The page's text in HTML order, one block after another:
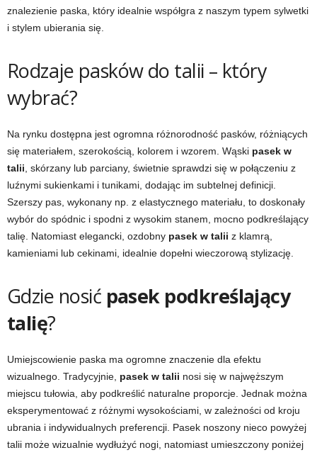
znalezienie paska, który idealnie współgra z naszym typem sylwetki
i stylem ubierania się.
Rodzaje pasków do talii – który
wybrać?
Na rynku dostępna jest ogromna różnorodność pasków, różniących
się materiałem, szerokością, kolorem i wzorem. Wąski pasek w
talii , skórzany lub parciany, świetnie sprawdzi się w połączeniu z
luźnymi sukienkami i tunikami, dodając im subtelnej definicji.
Szerszy pas, wykonany np. z elastycznego materiału, to doskonały
wybór do spódnic i spodni z wysokim stanem, mocno podkreślający
talię. Natomiast elegancki, ozdobny pasek w talii z klamrą,
kamieniami lub cekinami, idealnie dopełni wieczorową stylizację.
Gdzie nosić pasek podkreślający
talię?
Umiejscowienie paska ma ogromne znaczenie dla efektu
wizualnego. Tradycyjnie, pasek w talii nosi się w najwęższym
miejscu tułowia, aby podkreślić naturalne proporcje. Jednak można
eksperymentować z różnymi wysokościami, w zależności od kroju
ubrania i indywidualnych preferencji. Pasek noszony nieco powyżej
talii może wizualnie wydłużyć nogi, natomiast umieszczony poniżej